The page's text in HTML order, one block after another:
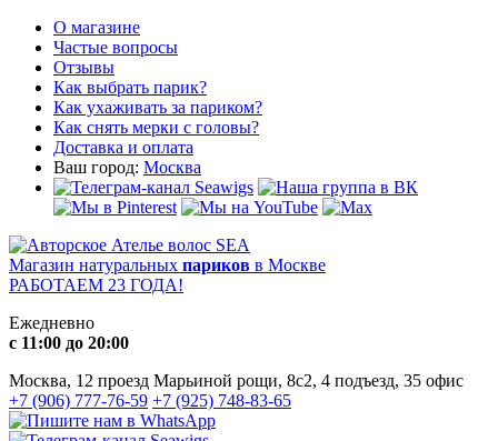
О магазине
Частые вопросы
Отзывы
Как выбрать парик?
Как ухаживать за париком?
Как снять мерки с головы?
Доставка и оплата
Ваш город: Москва
Магазин натуральных париков в Москве
РАБОТАЕМ 23 ГОДА!
Ежедневно
с 11:00 до 20:00
Москва, 12 проезд Марьиной рощи, 8с2, 4 подъезд, 35 офис
+7 (906) 777-76-59 +7 (925) 748-83-65